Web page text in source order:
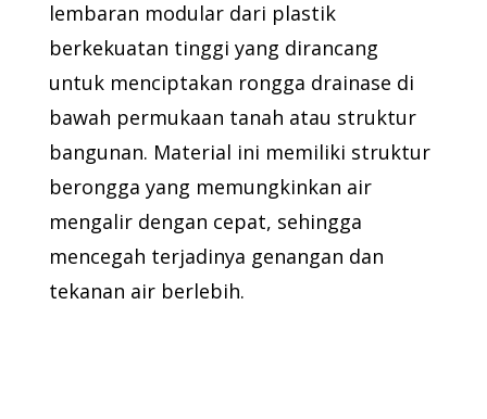
lembaran modular dari plastik
berkekuatan tinggi yang dirancang
untuk menciptakan rongga drainase di
bawah permukaan tanah atau struktur
bangunan. Material ini memiliki struktur
berongga yang memungkinkan air
mengalir dengan cepat, sehingga
mencegah terjadinya genangan dan
tekanan air berlebih.